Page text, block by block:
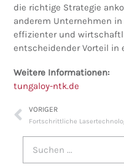
die richtige Strategie
anderem Unternehmen
effizienter und
entscheidender Vorteil in
Weitere Informationen:
tungaloy-ntk.de
VORIGER